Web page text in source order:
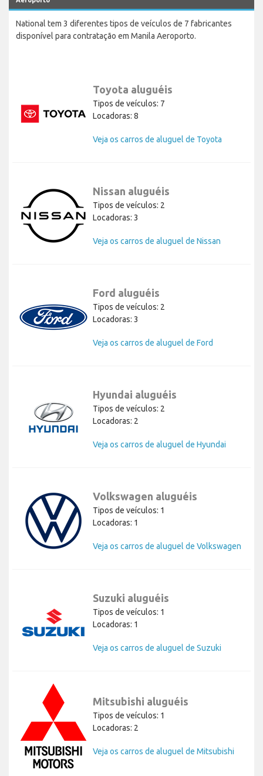
National tem 3 diferentes tipos de veículos de 7 fabricantes
disponível para contratação em Manila Aeroporto.
Toyota aluguéis
Tipos de veículos: 7
Locadoras: 8
Veja os carros de aluguel de Toyota
Nissan aluguéis
Tipos de veículos: 2
Locadoras: 3
Veja os carros de aluguel de Nissan
Ford aluguéis
Tipos de veículos: 2
Locadoras: 3
Veja os carros de aluguel de Ford
Hyundai aluguéis
Tipos de veículos: 2
Locadoras: 2
Veja os carros de aluguel de Hyundai
Volkswagen aluguéis
Tipos de veículos: 1
Locadoras: 1
Veja os carros de aluguel de Volkswagen
Suzuki aluguéis
Tipos de veículos: 1
Locadoras: 1
Veja os carros de aluguel de Suzuki
Mitsubishi aluguéis
Tipos de veículos: 1
Locadoras: 2
Veja os carros de aluguel de Mitsubishi